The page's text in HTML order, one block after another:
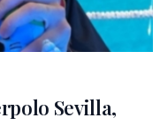
Sevilla,